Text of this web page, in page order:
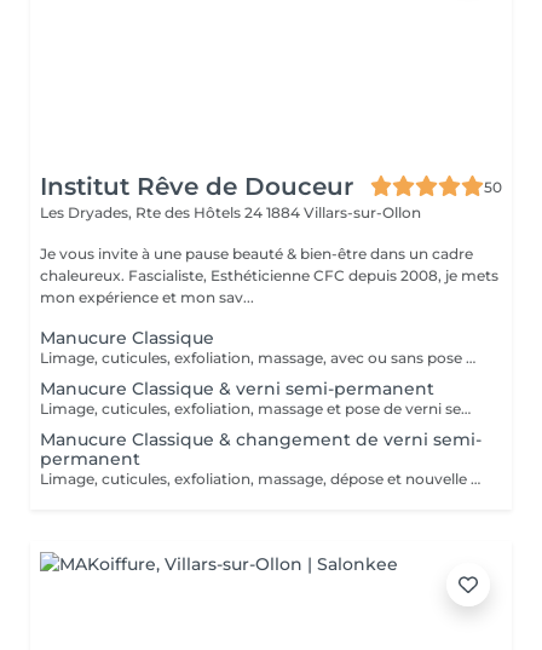
Institut Rêve de Douceur
50
Les Dryades, Rte des Hôtels 24 1884 Villars-sur-Ollon
Je vous invite à une pause beauté & bien-être dans un cadre
chaleureux. Fascialiste, Esthéticienne CFC depuis 2008, je mets
mon expérience et mon sav...
Manucure Classique
Limage, cuticules, exfoliation, massage, avec ou sans pose de verni
Manucure Classique & verni semi-permanent
Limage, cuticules, exfoliation, massage et pose de verni semi-permanent French + 5.-
Manucure Classique & changement de verni semi-
permanent
Limage, cuticules, exfoliation, massage, dépose et nouvelle pose de semi-permanent French + 5.-